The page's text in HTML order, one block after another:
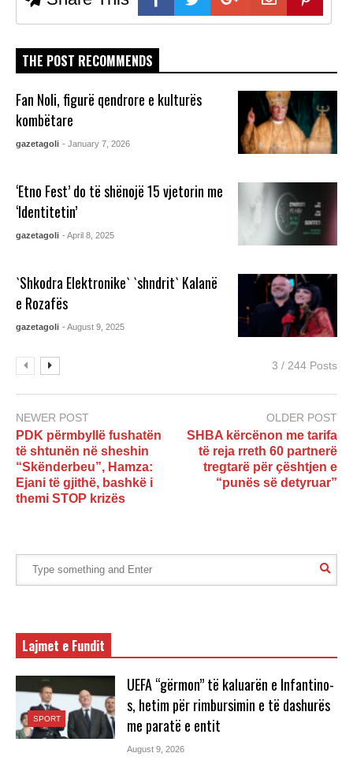
THE POST RECOMMENDS
Fan Noli, figurë qendrore e kulturës
kombëtare
gazetagoli - January 7, 2026
‘Etno Fest’ do të shënojë 15 vjetorin me
‘Identitetin’
gazetagoli - April 8, 2025
`Shkodra Elektronike` `shndrit` Kalanë
e Rozafës
gazetagoli - August 9, 2025
3 / 244 Posts
NEWER POST
PDK përmbyllë fushatën
të shtunën në sheshin
“Skënderbeu”, Hamza:
Ejani të gjithë, bashkë i
themi STOP krizës
OLDER POST
SHBA kërcënon me tarifa
të reja rreth 60 partnerë
tregtarë për çështjen e
“punës së detyruar”
Lajmet e Fundit
SPORT
UEFA “gërmon” të kaluarën e Infantino-
s, hetim për rimbursimin e të dashurës
me paratë e entit
August 9, 2026